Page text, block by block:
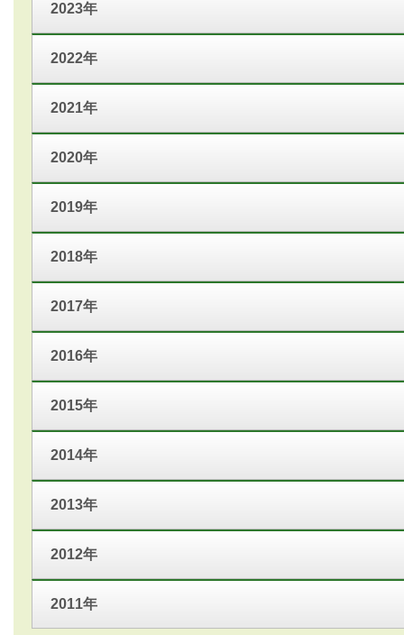
2023年
2022年
2021年
2020年
2019年
2018年
2017年
2016年
2015年
2014年
2013年
2012年
2011年